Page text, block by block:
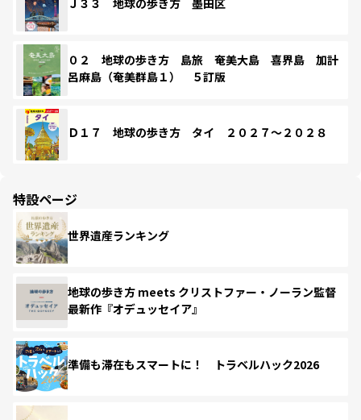
Ｊ３３ 地球の歩き方 墨田区
０２ 地球の歩き方 島旅 奄美大島 喜界島 加計
呂麻島（奄美群島１） ５訂版
Ｄ１７ 地球の歩き方 タイ ２０２７～２０２８
特設ページ
世界遺産ランキング
地球の歩き方 meets クリストファー・ノーラン監督
最新作『オデュッセイア』
準備も滞在もスマートに！ トラベルハック2026